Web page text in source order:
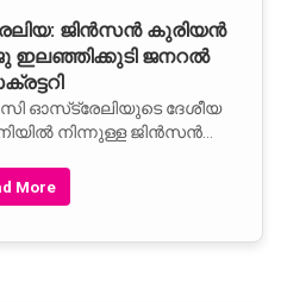
ജിന്‍സന്‍ കുരിയന്‍
ജനറല്‍
ഓസ്‌ട്രേലിയുടെ ദേശീയ
നിന്നുള്ള ജിന്‍സന്‍
More